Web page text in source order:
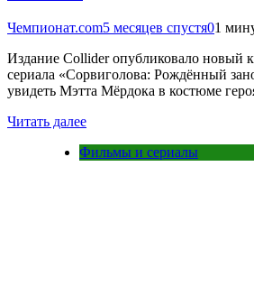
Чемпионат.com5 месяцев спустя01
Издание Collider опубликовало новый
сериала «Сорвиголова: Рождённый
увидеть Мэтта Мёрдока в костюме
Читать далее
Фильмы и сериалы